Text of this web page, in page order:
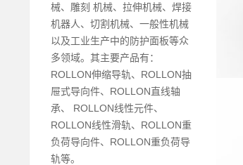
械、雕刻 机械、拉伸机械、焊接
机器人、切割机械、一般性机械
以及工业生产中的防护面板等众
多领域。其主要产品有：
ROLLON伸缩导轨、ROLLON抽
屉式导向件、ROLLON直线轴
承、 ROLLON线性元件、
ROLLON线性滑轨、ROLLON重
负荷导向件、ROLLON重负荷导
轨等。